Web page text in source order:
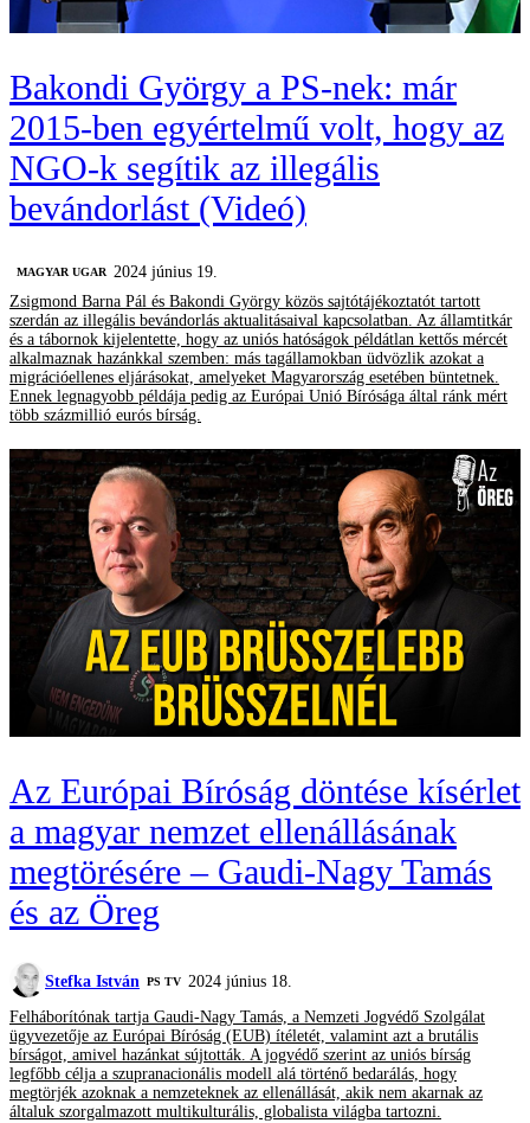
Bakondi György a PS-nek: már
2015-ben egyértelmű volt, hogy az
NGO-k segítik az illegális
bevándorlást (Videó)
MAGYAR UGAR 2024 június 19.
Zsigmond Barna Pál és Bakondi György közös sajtótájékoztatót tartott
szerdán az illegális bevándorlás aktualitásaival kapcsolatban. Az államtitkár
és a tábornok kijelentette, hogy az uniós hatóságok példátlan kettős mércét
alkalmaznak hazánkkal szemben: más tagállamokban üdvözlik azokat a
migrációellenes eljárásokat, amelyeket Magyarország esetében büntetnek.
Ennek legnagyobb példája pedig az Európai Unió Bírósága által ránk mért
több százmillió eurós bírság.
Az Európai Bíróság döntése kísérlet
a magyar nemzet ellenállásának
megtörésére – Gaudi-Nagy Tamás
és az Öreg
Stefka István PS TV 2024 június 18.
Felháborítónak tartja Gaudi-Nagy Tamás, a Nemzeti Jogvédő Szolgálat
ügyvezetője az Európai Bíróság (EUB) ítéletét, valamint azt a brutális
bírságot, amivel hazánkat sújtották. A jogvédő szerint az uniós bírság
legfőbb célja a szupranacionális modell alá történő bedarálás, hogy
megtörjék azoknak a nemzeteknek az ellenállását, akik nem akarnak az
általuk szorgalmazott multikulturális, globalista világba tartozni.